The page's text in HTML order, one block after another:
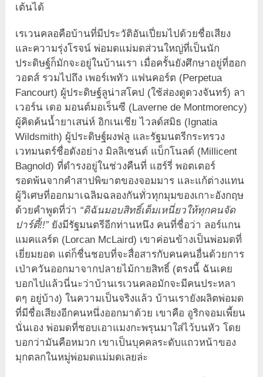
เต้นได้
เรเวนคลอคือบ้านที่มีประวัติอันเปี่ยมไปด้วยชื่อเสียง
และความรุ่งโรจน์ พ่อมดแม่มดส่วนใหญ่ที่เป็นนัก
ประดิษฐ์ก็มักจะอยู่ในบ้านเรา เมื่อครั้นยังศึกษาอยู่ที่ฮอก
วอตส์ รวมไปถึง เพอร์เพทัว แฟนคอร์ต (Perpetua
Fancourt) ผู้ประดิษฐ์ลูน่าสโคป (ใช้ส่องดูดวงจันทร์) ลา
เวอร์น เดอ มอนต์มอเร็นซี (Laverne de Montmorency)
ผู้คิดค้นน้ำยาเสน่ห์ อิกเนเชีย ไวลด์สมิธ (Ignatia
Wildsmith) ผู้ประดิษฐ์ผงฟลู และรัฐมนตรีกระทรวง
เวทมนตร์ชื่อดังอย่าง มิลลิเซนต์ แบ็กโนลด์ (Millicent
Bagnold) ที่ดำรงอยู่ในช่วงคืนที่ แฮร์รี่ พอตเตอร์
รอดพ้นจากคำสาปพิฆาตของจอมมาร และแก้ต่างแทน
ผู้วิเศษที่ออกมาเฉลิมฉลองกันทั่วทุกมุมของเกาะอังกฤษ
ด้วยคำพูดที่ว่า “ดิฉันมอบสิทธิ์เต็มเหนี่ยวให้ทุกคนจัด
ปาร์ตี้!!” ยังมีรัฐมนตรีอีกท่านหนึง คนที่ชื่อว่า ลอร์แกน
แมคแลร์ด (Lorcan McLaird) เขาค่อนข้างเป็นพ่อมดที่
เยี่ยมยอด แต่ก็ชื่นชอบที่จะสื่อสารกับคนคนอื่นด้วยการ
เป่าควันออกมาจากปลายไม้กายสิทธิ์ (ตรงนี้ ฉันเคย
บอกไปแล้วนี่นะว่าบ้านเรเวนคลอมักจะมีคนประหลา
ดๆ อยู่บ้าง) ในความเป็นจริงแล้ว บ้านเรายังผลิตพ่อมด
ที่มีชื่อเสียงอีกคนหนึ่งออกมาด้วย เขาคือ อูริกจอมเพี้ยน
นั่นเอง พ่อมดที่ชอบเอาแมงกะพรุนมาใส่ไว้บนหัว โดย
บอกว่ามันคือหมวก เขาเป็นบุคคลระดับแถวหน้าของ
มุกตลกในหมู่พ่อมดแม่มดเลยล่ะ